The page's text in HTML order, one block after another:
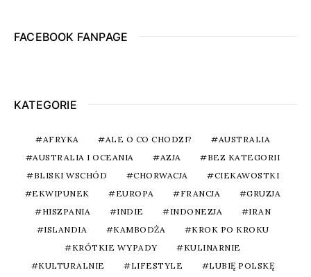
FACEBOOK FANPAGE
KATEGORIE
AFRYKA ALE O CO CHODZI?
AUSTRALIA
AUSTRALIA I OCEANIA
AZJA
BEZ KATEGORII
BLISKI WSCHÓD
CHORWACJA
CIEKAWOSTKI
EKWIPUNEK
EUROPA FRANCJA
GRUZJA
HISZPANIA
INDIE INDONEZJA
IRAN
ISLANDIA
KAMBODŻA
KROK PO KROKU
KRÓTKIE WYPADY
KULINARNIE
KULTURALNIE
LIFESTYLE
LUBIĘ POLSKĘ